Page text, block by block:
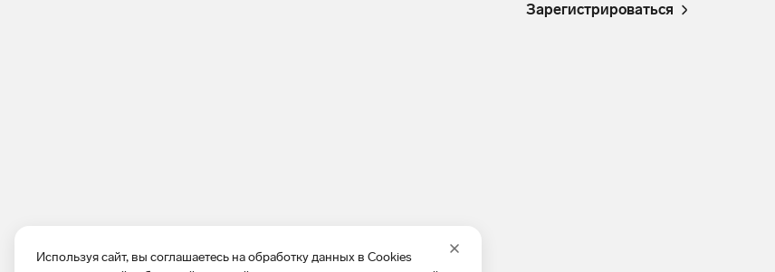
Используя сайт, вы соглашаетесь на обработку данных в Cookies
Зарегистрироваться